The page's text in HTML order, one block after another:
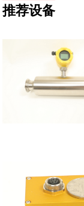
推荐设备
管道音叉密度计
查看更多